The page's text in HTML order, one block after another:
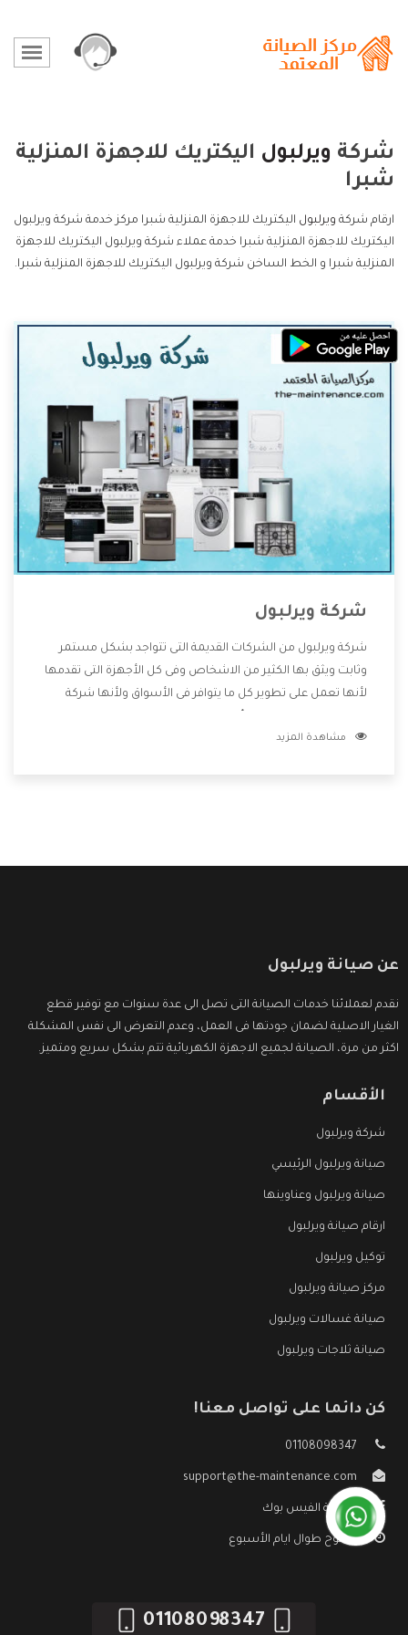
شركة ويرلبول اليكتريك للاجهزة المنزلية
شبرا
ارقام شركة ويرلبول اليكتريك للاجهزة المنزلية شبرا مركز خدمة شركة ويرلبول
اليكتريك للاجهزة المنزلية شبرا خدمة عملاء شركة ويرلبول اليكتريك للاجهزة
المنزلية شبرا و الخط الساخن شركة ويرلبول اليكتريك للاجهزة المنزلية شبرا.
شركة ويرلبول
شركة ويرلبول من الشركات القديمة التى تتواجد بشكل مستمر
وثابت ويثق بها الكثير من الاشخاص وفى كل الأجهزة التى تقدمها
لأنها تعمل على تطوير كل ما يتوافر فى الأسواق ولأنها شركة
وتقدم للعملاء أقوى العروض والخصومات التى تسهل على
مشاهدة المزيد
عن صيانة ويرلبول
نقدم لعملائنا خدمات الصيانة التى تصل الى عدة سنوات مع توفير قطع
الغيار الاصلية لضمان جودتها فى العمل، وعدم التعرض الى نفس المشكلة
اكثر من مرة، الصيانة لجميع الاجهزة الكهربائية تتم بشكل سريع ومتميز.
الأقسام
شركة ويرلبول
صيانة ويرلبول الرئيسي
صيانة ويرلبول وعناوينها
ارقام صيانة ويرلبول
توكيل ويرلبول
مركز صيانة ويرلبول
صيانة غسالات ويرلبول
صيانة ثلاجات ويرلبول
كن دائما على تواصل معنا!
01108098347
support@the-maintenance.com
صفحة الفيس بوك
مفتوح طوال ايام الأسبوع
01108098347